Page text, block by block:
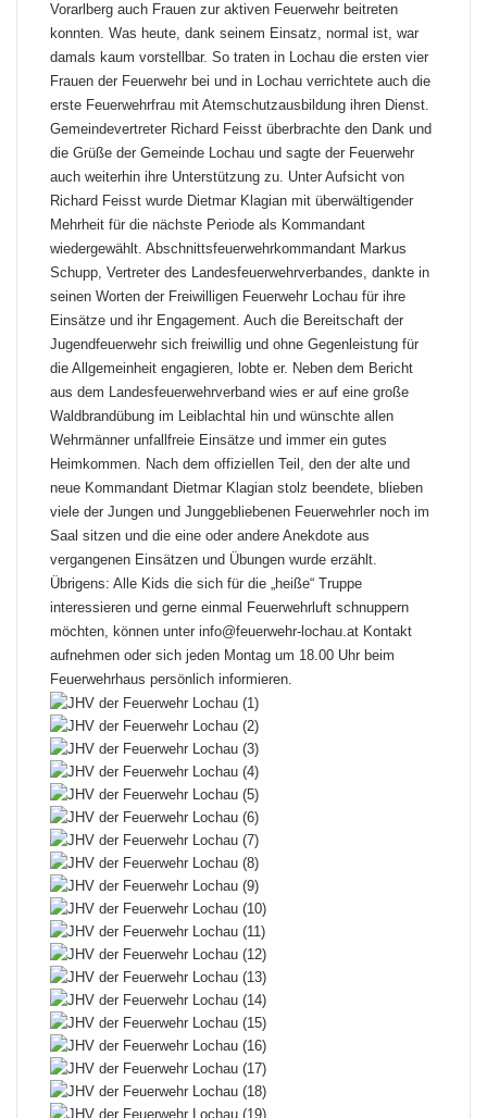
Vorarlberg auch Frauen zur aktiven Feuerwehr beitreten
konnten. Was heute, dank seinem Einsatz, normal ist, war
damals kaum vorstellbar. So traten in Lochau die ersten vier
Frauen der Feuerwehr bei und in Lochau verrichtete auch die
erste Feuerwehrfrau mit Atemschutzausbildung ihren Dienst.
Gemeindevertreter Richard Feisst überbrachte den Dank und
die Grüße der Gemeinde Lochau und sagte der Feuerwehr
auch weiterhin ihre Unterstützung zu. Unter Aufsicht von
Richard Feisst wurde Dietmar Klagian mit überwältigender
Mehrheit für die nächste Periode als Kommandant
wiedergewählt. Abschnittsfeuerwehrkommandant Markus
Schupp, Vertreter des Landesfeuerwehrverbandes, dankte in
seinen Worten der Freiwilligen Feuerwehr Lochau für ihre
Einsätze und ihr Engagement. Auch die Bereitschaft der
Jugendfeuerwehr sich freiwillig und ohne Gegenleistung für
die Allgemeinheit engagieren, lobte er. Neben dem Bericht
aus dem Landesfeuerwehrverband wies er auf eine große
Waldbrandübung im Leiblachtal hin und wünschte allen
Wehrmänner unfallfreie Einsätze und immer ein gutes
Heimkommen. Nach dem offiziellen Teil, den der alte und
neue Kommandant Dietmar Klagian stolz beendete, blieben
viele der Jungen und Junggebliebenen Feuerwehrler noch im
Saal sitzen und die eine oder andere Anekdote aus
vergangenen Einsätzen und Übungen wurde erzählt.
Übrigens: Alle Kids die sich für die „heiße“ Truppe
interessieren und gerne einmal Feuerwehrluft schnuppern
möchten, können unter info@feuerwehr-lochau.at Kontakt
aufnehmen oder sich jeden Montag um 18.00 Uhr beim
Feuerwehrhaus persönlich informieren.